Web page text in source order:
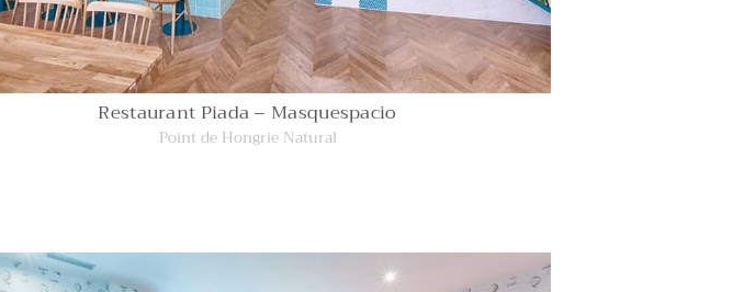
Restaurant Piada – Masquespacio
Point de Hongrie Natural